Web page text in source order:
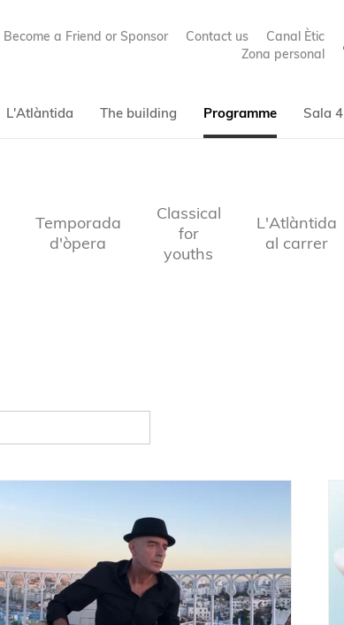
Become a Friend or Sponsor Contact us
Canal Ètic
Zona personal
L'Atlàntida The building Programme Sala 4
Temporada
d'òpera
Classical
for
youths
L'Atlàntida
al carrer